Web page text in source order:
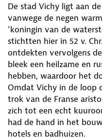
De stad Vichy ligt aan
vanwege de negen
‘koningin van de
stichtten hier in 52 v.
ontdekten vervolgens
bleek een heilzame en
hebben, waardoor het
Omdat Vichy in de loop
trok van de Franse
zich tot een echt
had de hand in het
hotels en badhuizen.